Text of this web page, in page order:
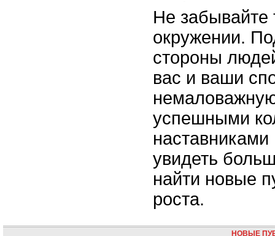
Не забывайте
окружении.
стороны
вас и ваши
успешными
увидеть
найти новые
роста.
НОВЫЕ